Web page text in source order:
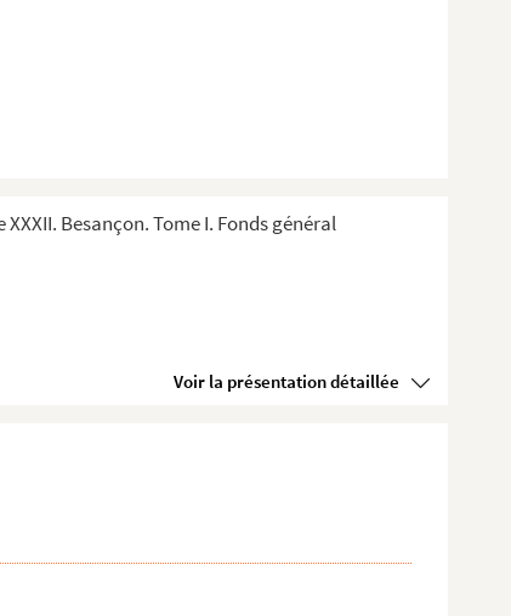
Besançon. Tome I. Fonds général
Voir la présentation détaillée